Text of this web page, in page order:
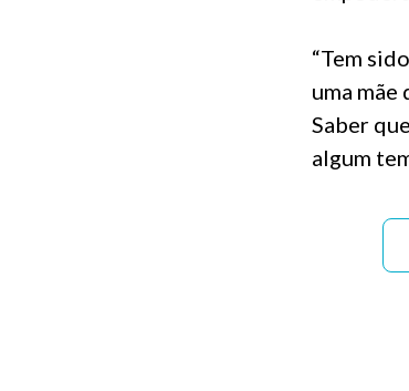
“Tem
uma
Saber
algum